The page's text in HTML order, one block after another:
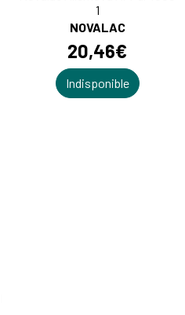
1
NOVALAC
20,46€
Indisponible